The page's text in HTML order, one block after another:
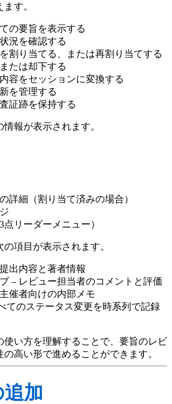
す。
の要旨を表示する
況を確認する
割り当てる、または再割り当てする
たは却下する
容をセッションに変換する
を管理する
証跡を保持する
報が表示されます。
詳細（割り当て済みの場合）
リーダーメニュー）
項目が表示されます。
出内容と著者情報
– レビュー担当者のコメントと評価
催者向けの内部メモ
てのステータス変更を時系列で記録
使い方を理解することで、要旨のレビ
高い形で進めることができます。
加